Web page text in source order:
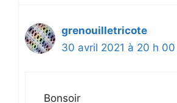
grenouilletricote
30 avril 2021 à 20 h 00
Bonsoir